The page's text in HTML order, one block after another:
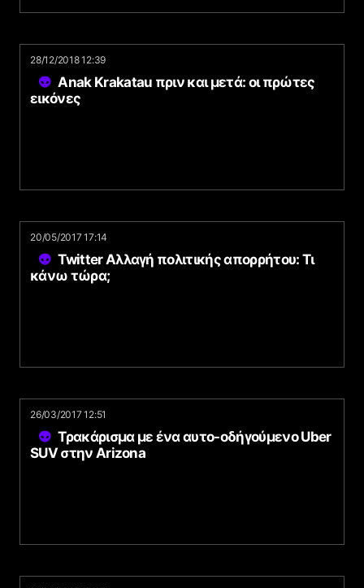
28/12/2018 12:39
Anak Krakatau πριν και μετά: οι πρώτες
εικόνες
20/05/2017 17:14
Twitter Αλλαγή πολιτικής απορρήτου: Τι
κάνω τώρα;
26/03/2017 12:51
Τρακάρισμα με ένα αυτο-οδήγούμενο Uber
SUV στην Arizona